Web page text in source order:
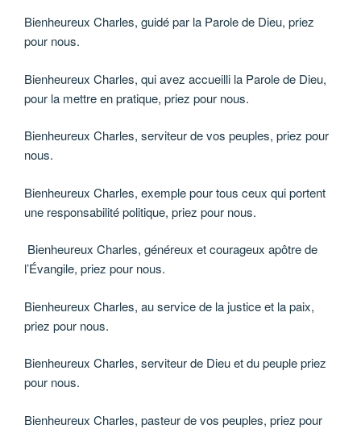
Bienheureux Charles, guidé par la Parole de Dieu, priez
pour nous.
Bienheureux Charles, qui avez accueilli la Parole de Dieu,
pour la mettre en pratique, priez pour nous.
Bienheureux Charles, serviteur de vos peuples, priez pour
nous.
Bienheureux Charles, exemple pour tous ceux qui portent
une responsabilité politique, priez pour nous.
Bienheureux Charles, généreux et courageux apôtre de
l’Évangile, priez pour nous.
Bienheureux Charles, au service de la justice et la paix,
priez pour nous.
Bienheureux Charles, serviteur de Dieu et du peuple priez
pour nous.
Bienheureux Charles, pasteur de vos peuples, priez pour